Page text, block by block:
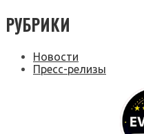
РУБРИКИ
Новости
Пресс-релизы